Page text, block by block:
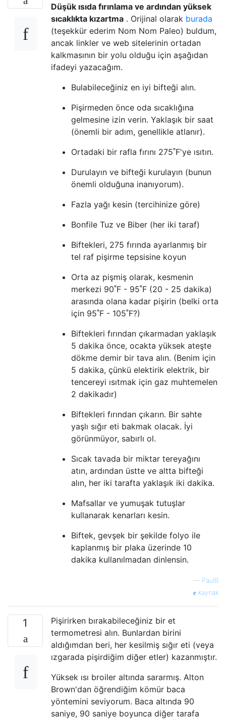
Düşük ısıda fırınlama ve ardından yüksek
sıcaklıkta kızartma . Orijinal olarak burada
(teşekkür ederim Nom Nom Paleo) buldum,
ancak linkler ve web sitelerinin ortadan
kalkmasının bir yolu olduğu için aşağıdan
ifadeyi yazacağım.
Bulabileceğiniz en iyi bifteği alın.
Pişirmeden önce oda sıcaklığına
gelmesine izin verin. Yaklaşık bir saat
(önemli bir adım, genellikle atlanır).
Ortadaki bir rafla fırını 275˚F'ye ısıtın.
Durulayın ve bifteği kurulayın (bunun
önemli olduğuna inanıyorum).
Fazla yağı kesin (tercihinize göre)
Bonfile Tuz ve Biber (her iki taraf)
Biftekleri, 275 fırında ayarlanmış bir
tel raf pişirme tepsisine koyun
Orta az pişmiş olarak, kesmenin
merkezi 90˚F - 95˚F (20 - 25 dakika)
arasında olana kadar pişirin (belki orta
için 95˚F - 105˚F?)
Biftekleri fırından çıkarmadan yaklaşık
5 dakika önce, ocakta yüksek ateşte
dökme demir bir tava alın. (Benim için
5 dakika, çünkü elektirik elektrik, bir
tencereyi ısıtmak için gaz muhtemelen
2 dakikadır)
Biftekleri fırından çıkarın. Bir sahte
yaşlı sığır eti bakmak olacak. İyi
görünmüyor, sabırlı ol.
Sıcak tavada bir miktar tereyağını
atın, ardından üstte ve altta bifteği
alın, her iki tarafta yaklaşık iki dakika.
Mafsallar ve yumuşak tutuşlar
kullanarak kenarları kesin.
Biftek, gevşek bir şekilde folyo ile
kaplanmış bir plaka üzerinde 10
dakika kullanılmadan dinlensin.
— PaulB
kaynak
1
Pişirirken bırakabileceğiniz bir et
termometresi alın. Bunlardan birini
aldığımdan beri, her kesilmiş sığır eti (veya
ızgarada pişirdiğim diğer etler) kazanmıştır.
Yüksek ısı broiler altında sararmış. Alton
Brown'dan öğrendiğim kömür baca
yöntemini seviyorum. Baca altında 90
saniye, 90 saniye boyunca diğer tarafa